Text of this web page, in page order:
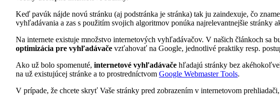
Keď pavúk nájde novú stránku (aj podstránka je stránka) tak ju zaindexuje, čo
vyhľadávania a zas s použitím svojich algoritmov ponúka najrelevantnejšie stránky
Na internete existuje množstvo internetových vyhľadávačov. V našich článkoch sa
optimizácia pre vyhľadávače vzťahovať na Google, jednotlivé praktiky resp.
Ako už bolo spomenuté, internetové vyhľadávače hľadajú stránky bez
na už existujúcej stránke a to prostredníctvom Google Webmaster Tools.
V prípade, že chcete skryť Vaše stránky pred zobrazením v internetovom